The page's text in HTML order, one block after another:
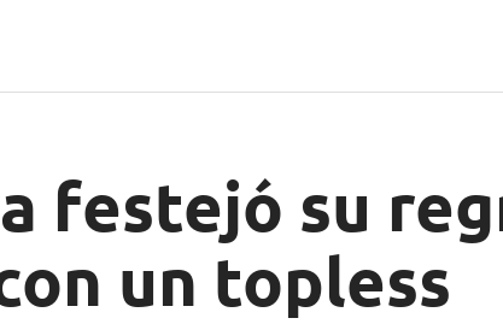
festejó su
un topless